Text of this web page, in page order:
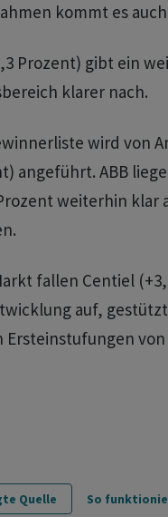
kommt es
Prozent) gibt ein
klarer nach.
wird von
angeführt. ABB
weiterhin klar
fallen Centiel
auf,
von
Quelle So